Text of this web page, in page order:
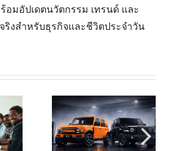
อมอัปเดตนวัตกรรม เทรนด์ และ
ริงสำหรับธุรกิจและชีวิตประจำวัน
ดือน vs
ถ้าขับ
CHERY V23
รถไฟฟ้าทรงกล่อง